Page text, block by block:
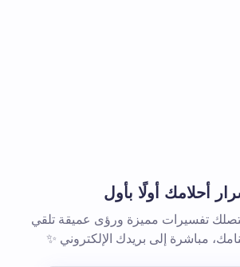
أحلامك أولًا بأول
لتصلك تفسيرات مميزة ورؤى عميقة تلقي
مباشرة إلى بريدك الإلكتروني ✨